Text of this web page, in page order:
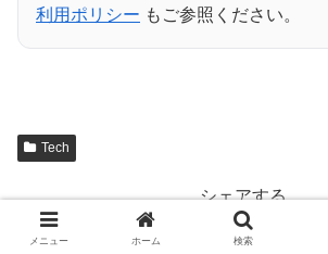
利用ポリシー もご参照ください。
Tech
シェアする
Facebook
メニュー ホーム 検索